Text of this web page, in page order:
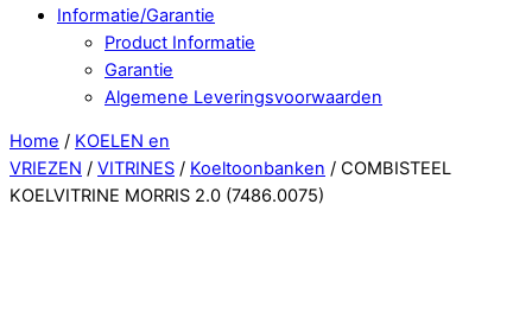
Informatie/Garantie
Product Informatie
Garantie
Algemene Leveringsvoorwaarden
Close
Menu
Home / KOELEN en
VRIEZEN / VITRINES / Koeltoonbanken / COMBISTEEL
KOELVITRINE MORRIS 2.0 (7486.0075)